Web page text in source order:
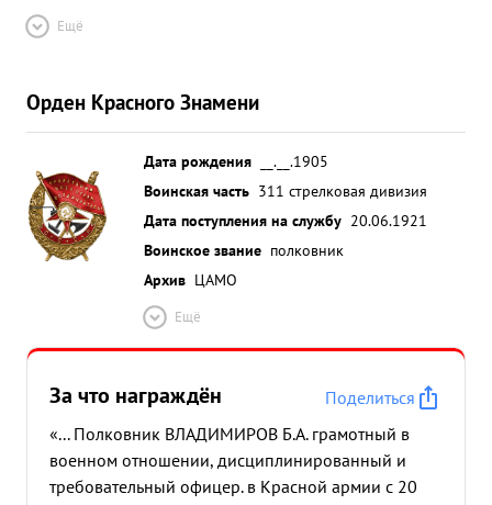
Ещё
Орден Красного Знамени
Дата рождения
__.__.1905
Воинская часть 311 стрелковая дивизия
Дата поступления на службу 20.06.1921
Воинское звание полковник
Архив ЦАМО
Ещё
За что награждён
Поделиться
«... Полковник ВЛАДИМИРОВ Б.А. грамотный в
военном отношении, дисциплинированный и
требовательный офицер. в Красной армии с 20